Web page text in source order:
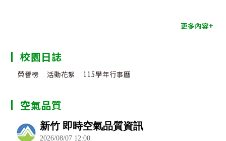
更多內容+
校園日誌
榮譽榜 活動花絮 115學年行事曆
空氣品質